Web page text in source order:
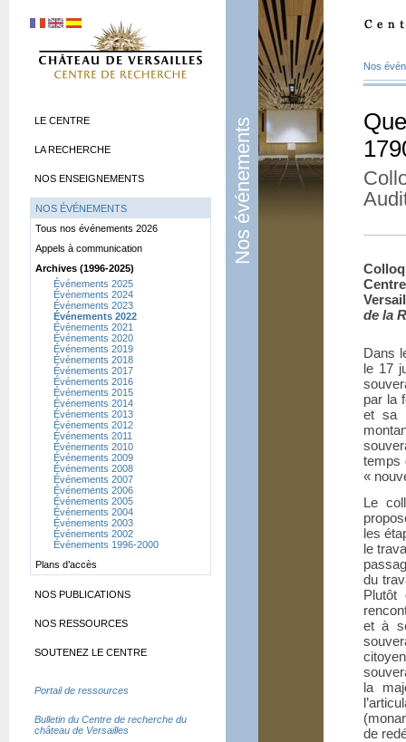
Nos événements
Nos
de la
Dans
le 17
par la
et sa
temps
«
Le
les
le
du
Plutôt
et à
la
de
LE CENTRE
LA RECHERCHE
NOS ENSEIGNEMENTS
NOS ÉVÉNEMENTS
Tous nos événements 2026
Appels à communication
Archives (1996-2025)
Événements 2025
Événements 2024
Événements 2023
Événements 2022
Événements 2021
Événements 2020
Événements 2019
Événements 2018
Événements 2017
Événements 2016
Événements 2015
Événements 2014
Événements 2013
Événements 2012
Événements 2011
Événements 2010
Événements 2009
Événements 2008
Événements 2007
Événements 2006
Événements 2005
Événements 2004
Événements 2003
Événements 2002
Événements 1996-2000
Plans d’accès
NOS PUBLICATIONS
NOS RESSOURCES
SOUTENEZ LE CENTRE
Portail de ressources
Bulletin du Centre de recherche du
château de Versailles